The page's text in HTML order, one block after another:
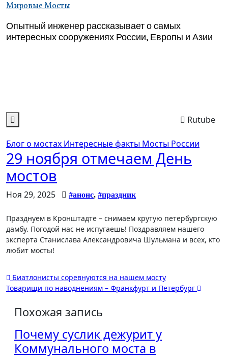
Перейти
содержимому
Мировые Мосты
Опытный инженер рассказывает о самых
интересных сооружениях России, Европы и Азии
Rutube
Блог о мостах Интересные факты Мосты России
29 ноября отмечаем День
мостов
Ноя 29, 2025 #анонс, #праздник
Празднуем в Кронштадте – снимаем крутую петербургскую
дамбу. Погодой нас не испугаешь! Поздравляем нашего
эксперта Станислава Александровича Шульмана и всех, кто
любит мосты!
Навигация
по
записям
Биатлонисты соревнуются на нашем мосту
Товарищи по наводнениям – Франкфурт и Петербург
Похожая запись
Почему суслик дежурит у
Коммунального моста в